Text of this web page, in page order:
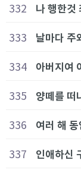
332 나 행한것
333 날마다 주
334 아버지여
335 양떼를 떠
336 여러 해
337 인애하신